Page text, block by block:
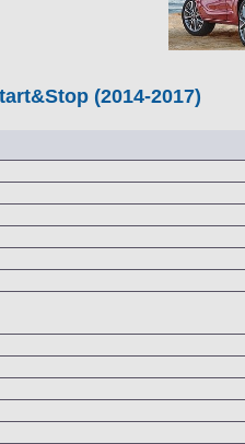
(2014-2017)